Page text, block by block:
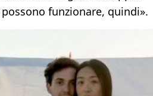
funzionare, quindi».